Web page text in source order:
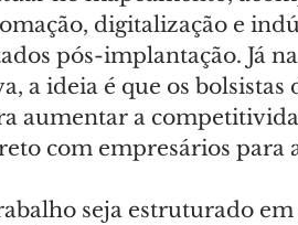
digitalização e
pós-implantação. Já
a ideia é que os bolsistas
aumentar a
com empresários para
seja estruturado em